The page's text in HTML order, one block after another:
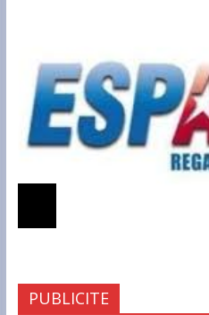
PUBLICITE